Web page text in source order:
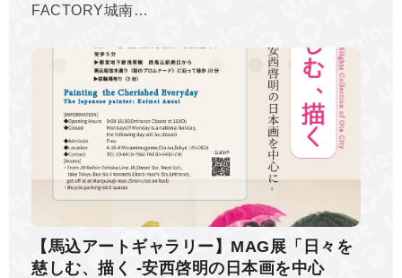
FACTORY城南…
【馬込アートギャラリー】MAG展「日々を
慈しむ、描く -安西啓明の日本画を中心